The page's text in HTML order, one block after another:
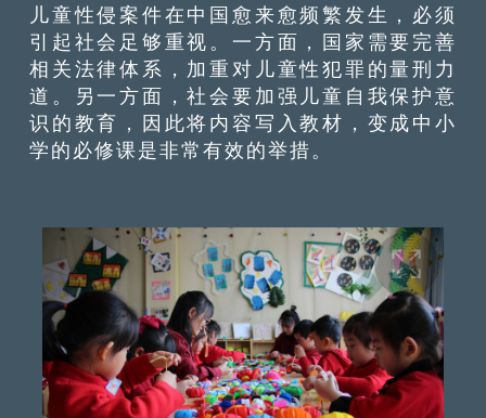
儿童性侵案件在中国愈来愈频繁发生，必须
引起社会足够重视。一方面，国家需要完善
相关法律体系，加重对儿童性犯罪的量刑力
道。另一方面，社会要加强儿童自我保护意
识的教育，因此将内容写入教材，变成中小
学的必修课是非常有效的举措。